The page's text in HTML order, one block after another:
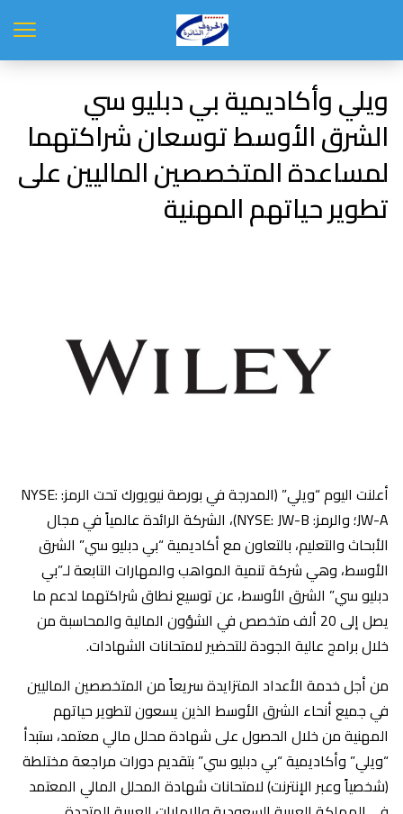
ويلي وأكاديمية بي دبليو سي
الشرق الأوسط توسعان شراكتهما
لمساعدة المتخصصين الماليين على
تطوير حياتهم المهنية
أعلنت اليوم “ويلي” (المدرجة في بورصة نيويورك تحت الرمز: NYSE:
JW-A؛ والرمز: NYSE: JW-B)، الشركة الرائدة عالمياً في مجال
الأبحاث والتعليم، بالتعاون مع أكاديمية “بي دبليو سي” الشرق
الأوسط، وهي شركة تنمية المواهب والمهارات التابعة لـ”بي
دبليو سي” الشرق الأوسط، عن توسيع نطاق شراكتهما لدعم ما
يصل إلى 20 ألف متخصص في الشؤون المالية والمحاسبة من
خلال برامج عالية الجودة للتحضير لامتحانات الشهادات.
من أجل خدمة الأعداد المتزايدة سريعاً من المتخصصين الماليين
في جميع أنحاء الشرق الأوسط الذين يسعون لتطوير حياتهم
المهنية من خلال الحصول على شهادة محلل مالي معتمد، ستبدأ
“ويلي” وأكاديمية “بي دبليو سي” بتقديم دورات مراجعة مختلطة
(شخصياً وعبر الإنترنت) لامتحانات شهادة المحلل المالي المعتمد